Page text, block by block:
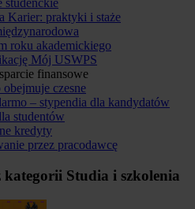
studenckie
Karier: praktyki i staże
roku akademickiego
Mój USWPS
finansowe
obejmuje czesne
– stypendia dla kandydatów
studentów
kredyty
przez pracodawcę
kategorii Studia i szkolenia